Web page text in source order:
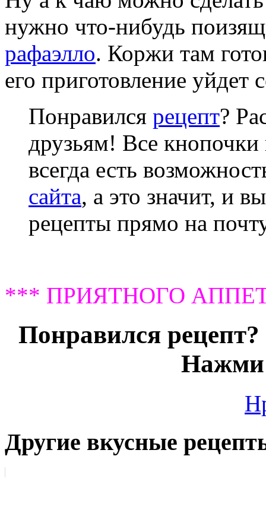
нужно что-нибудь
рафаэлло. Коржи там
его приготовление
Понравился рецепт?
друзьям! Все кнопочки
всегда есть
сайта, а это значит, и
рецепты прямо на
*** ПРИЯТНОГО
Понравился
Нажми
Другие вкусные